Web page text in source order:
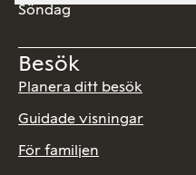
Söndag
Besök
Planera ditt besök
Guidade visningar
För familjen